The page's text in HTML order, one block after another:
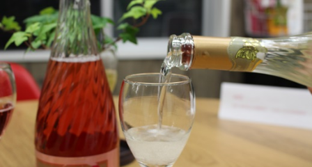
ン】
|
ベ
ン
チ
ャ
ー・
成
長
企